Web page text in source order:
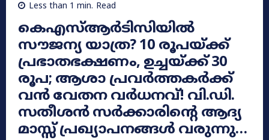
Less than 1 min. Read
കെഎസ്ആർടിസിയിൽ
സൗജന്യ യാത്ര? 10 രൂപയ്ക്ക്
പ്രഭാതഭക്ഷണം, ഉച്ചയ്ക്ക് 30
രൂപ; ആശാ പ്രവർത്തകർക്ക്
വൻ വേതന വർധനവ്! വി.ഡി.
സതീശൻ സർക്കാരിന്റെ ആദ്യ
മാസ്സ് പ്രഖ്യാപനങ്ങൾ വരുന്നു…